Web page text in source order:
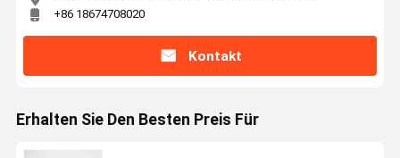
+86 18674708020
Kontakt
Erhalten Sie Den Besten Preis Für